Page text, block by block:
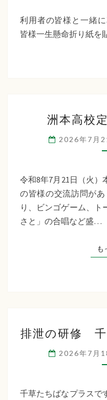
利用者の皆様と一緒
皆様一生懸命折り紙を
洲本高校
2026年7月
令和8年7月21日（火）
の皆様の交流訪問が
り、ビンゴゲーム、ト
さと」の合唱など盛…
も
排泄の研修 千
2026年7月
千草たちばなプラスで